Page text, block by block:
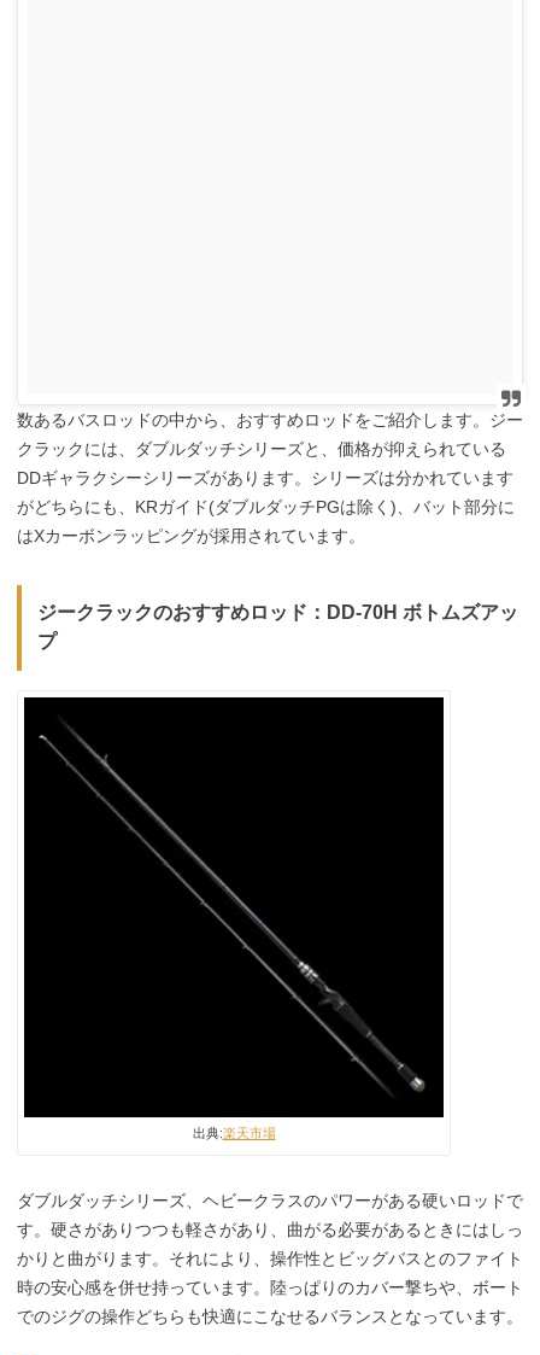
数あるバスロッドの中から、おすすめロッドをご紹介します。ジー
クラックには、ダブルダッチシリーズと、価格が抑えられている
DDギャラクシーシリーズがあります。シリーズは分かれています
がどちらにも、KRガイド(ダブルダッチPGは除く)、バット部分に
はXカーボンラッピングが採用されています。
ジークラックのおすすめロッド：DD-70H ボトムズアッ
プ
出典:楽天市場
ダブルダッチシリーズ、ヘビークラスのパワーがある硬いロッドで
す。硬さがありつつも軽さがあり、曲がる必要があるときにはしっ
かりと曲がります。それにより、操作性とビッグバスとのファイト
時の安心感を併せ持っています。陸っぱりのカバー撃ちや、ボート
でのジグの操作どちらも快適にこなせるバランスとなっています。